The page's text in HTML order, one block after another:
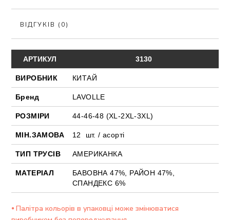
ВІДГУКІВ (0)
АРТИКУЛ 3130
ВИРОБНИК КИТАЙ
Бренд LAVOLLE
РОЗМІРИ 44-46-48 (XL-2XL-3XL)
МІН.ЗАМОВА 12 шт. / асорті
ТИП ТРУСІВ АМЕРИКАНКА
МАТЕРІАЛ
БАВОВНА 47%, РАЙОН 47%,
СПАНДЕКС 6%
⦁ Палітра кольорів в упаковці може змінюватися